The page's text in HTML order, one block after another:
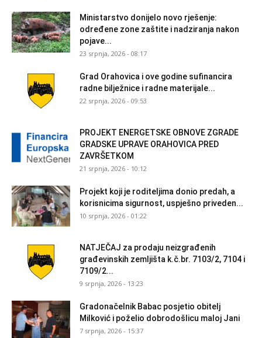
Ministarstvo donijelo novo rješenje:
određene zone zaštite i nadziranja nakon
pojave...
23 srpnja, 2026 - 08:17
Grad Orahovica i ove godine sufinancira
radne bilježnice i radne materijale...
22 srpnja, 2026 - 09:53
PROJEKT ENERGETSKE OBNOVE ZGRADE
GRADSKE UPRAVE ORAHOVICA PRED
ZAVRŠETKOM
21 srpnja, 2026 - 10:12
Projekt koji je roditeljima donio predah, a
korisnicima sigurnost, uspješno priveden...
10 srpnja, 2026 - 01:22
NATJEČAJ za prodaju neizgrađenih
građevinskih zemljišta k.č.br. 7103/2, 7104 i
7109/2...
9 srpnja, 2026 - 13:23
Gradonačelnik Babac posjetio obitelj
Milković i poželio dobrodošlicu maloj Jani
7 srpnja, 2026 - 15:37